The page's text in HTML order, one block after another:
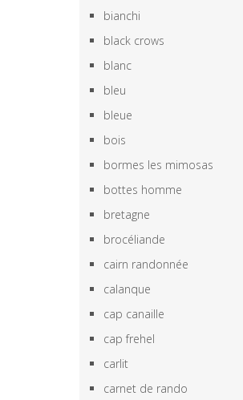
bianchi
black crows
blanc
bleu
bleue
bois
bormes les mimosas
bottes homme
bretagne
brocéliande
cairn randonnée
calanque
cap canaille
cap frehel
carlit
carnet de rando